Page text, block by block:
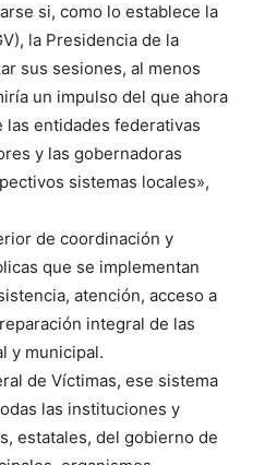
si, como lo establece la
la Presidencia de la
sus sesiones, al menos
un impulso del que ahora
las entidades federativas
y las gobernadoras
sistemas locales»,
de coordinación y
que se implementan
atención, acceso a
integral de las
y municipal.
de Víctimas, ese sistema
las instituciones y
estatales, del gobierno de